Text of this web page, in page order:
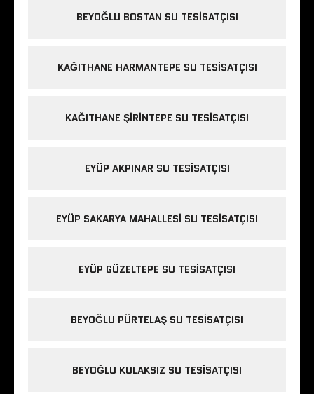
BEYOĞLU BOSTAN SU TESISATÇISI
KAĞITHANE HARMANTEPE SU TESISATÇISI
KAĞITHANE ŞIRINTEPE SU TESISATÇISI
EYÜP AKPINAR SU TESISATÇISI
EYÜP SAKARYA MAHALLESI SU TESISATÇISI
EYÜP GÜZELTEPE SU TESISATÇISI
BEYOĞLU PÜRTELAŞ SU TESISATÇISI
BEYOĞLU KULAKSIZ SU TESISATÇISI